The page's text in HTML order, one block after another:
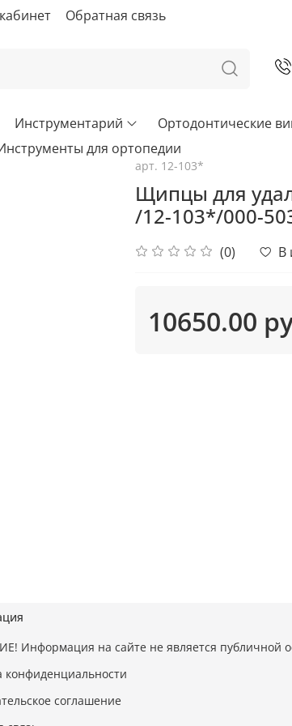
Обратная связь
Инструментарий Ортодонтические
для ортопедии
арт. 12-103*
Щипцы для
/12-103*/000-
(0) В
10650.00
Информация на сайте не является публичной
конфиденциальности
соглашение